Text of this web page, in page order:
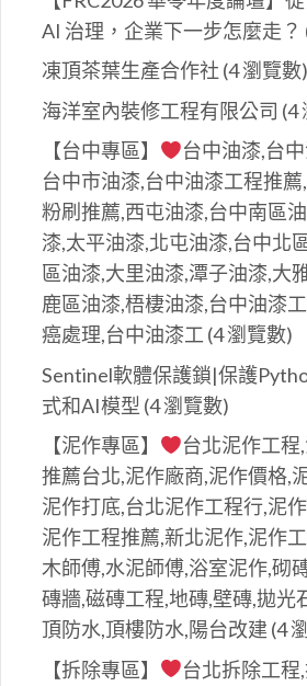
AI 治理，企業下一步怎麼走？
凍頂茶葉生產合作社 (4 瀏覽數)
海洋室內裝修工程有限公司 (4
【台中專區】
台中油漆,台
台中市油漆,台中油漆工程推
粉刷推薦,西屯油漆,台中南區
漆,太平油漆,北屯油漆,台中北
區油漆,大里油漆,潭子油漆,大
鹿區油漆,梧棲油漆,台中油漆
癌處理,台中油漆工 (4 瀏覽數)
Sentinel軟體保護鎖|保護
式和AI模型 (4 瀏覽數)
【泥作專區】
台北泥作工程
推薦台北,泥作廠商,泥作價格,
泥作打底,台北泥作工程行,泥
泥作工程推薦,新北泥作,泥作
木師傅,水泥師傅,浴室泥作,砌
磚牆,磁磚工程,地磚,壁磚,拋光
頂防水,頂樓防水,陽台改建 (4
【拆除專區】
台北拆除工程